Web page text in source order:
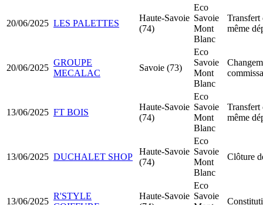
20/06/2025 LES PALETTES
Haute-Savoie
(74)
Eco
Savoie
Mont
Blanc
Transfert
même
20/06/2025
GROUPE
MECALAC
Savoie (73)
Eco
Savoie
Mont
Blanc
13/06/2025 FT BOIS
Haute-Savoie
(74)
Eco
Savoie
Mont
Blanc
Transfert
même
13/06/2025 DUCHALET SHOP
Haute-Savoie
(74)
Eco
Savoie
Mont
Blanc
Clôture
13/06/2025
R'STYLE
Haute-Savoie
Eco
Savoie